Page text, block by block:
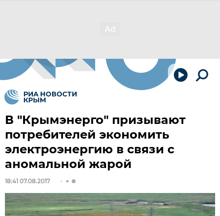
В "Крымэнерго" призывают
потребителей экономить
электроэнергию в связи с
аномальной жарой
18:41 07.08.2017